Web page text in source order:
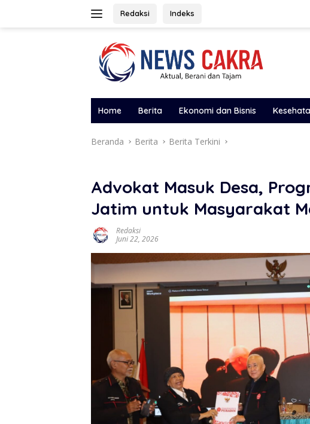
Redaksi Indeks
Home Berita Ekonomi dan Bisnis
Beranda Berita Berita Terkini
Advokat Masuk Desa,
Jatim untuk Masyarakat
Redaksi
Juni 22, 2026